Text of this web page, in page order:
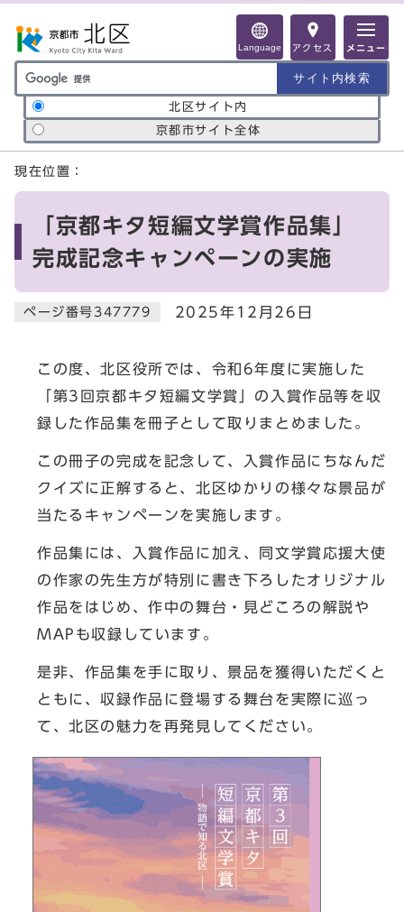
Language アクセス メニュー
サイト内検索の範囲
北区サイト内
京都市サイト全体
ここから本文です
現在位置：
「京都キタ短編文学賞作品集」
完成記念キャンペーンの実施
ページ番号347779 2025年12月26日
この度、北区役所では、令和6年度に実施した
「第3回京都キタ短編文学賞」の入賞作品等を収
録した作品集を冊子として取りまとめました。
この冊子の完成を記念して、入賞作品にちなんだ
クイズに正解すると、北区ゆかりの様々な景品が
当たるキャンペーンを実施します。
作品集には、入賞作品に加え、同文学賞応援大使
の作家の先生方が特別に書き下ろしたオリジナル
作品をはじめ、作中の舞台・見どころの解説や
MAPも収録しています。
是非、作品集を手に取り、景品を獲得いただくと
ともに、収録作品に登場する舞台を実際に巡っ
て、北区の魅力を再発見してください。